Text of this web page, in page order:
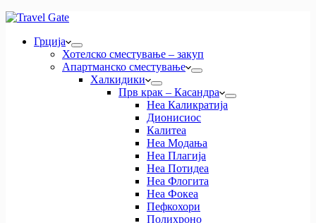
Грција
Хотелско сместување – закуп
Апартманско сместување
Халкидики
Прв крак – Касандра
Неа Каликратија
Дионисиос
Калитеа
Неа Модања
Неа Плагија
Неа Потидеа
Неа Флогита
Неа Фокеа
Пефкохори
Полихроно